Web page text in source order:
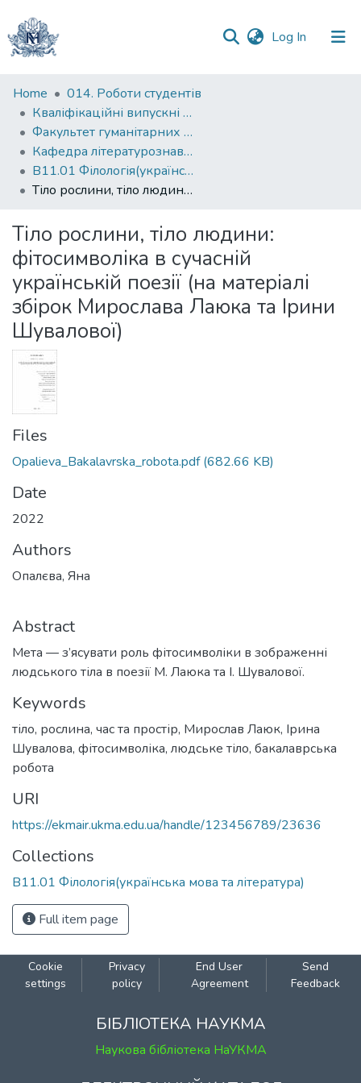
Log In (current)
Communities
&
Collections
All of DSpace
Home
014. Роботи студентів
Кваліфікаційні випускні роботи здобувачів вищої освіти бакалаврських програм
Факультет гуманітарних наук
Кафедра літературознавства
В11.01 Філологія(українська мова та література)
Тіло рослини, тіло людини: фітосимволіка в сучасній українській поезії (на матеріалі збірок Мирослава Лаюка та Ірини Шувалової)
Тіло рослини, тіло людини:
фітосимволіка в сучасній
українській поезії (на матеріалі
збірок Мирослава Лаюка та Ірини
Шувалової)
Files
Opalieva_Bakalavrska_robota.pdf(682.66 KB)
Date
2022
Authors
Опалєва, Яна
Abstract
Мета — з’ясувати роль фітосимволіки в зображенні
людського тіла в поезії М. Лаюка та І. Шувалової.
Keywords
тіло, рослина, час та простір, Мирослав Лаюк, Ірина
Шувалова, фітосимволіка, людське тіло, бакалаврська
робота
URI
https://ekmair.ukma.edu.ua/handle/123456789/23636
Collections
В11.01 Філологія(українська мова та література)
Full item page
Cookie
settings
Privacy
policy
End User
Agreement
Send
Feedback
БІБЛІОТЕКА НАУКМА
Наукова бібліотека НаУКМА